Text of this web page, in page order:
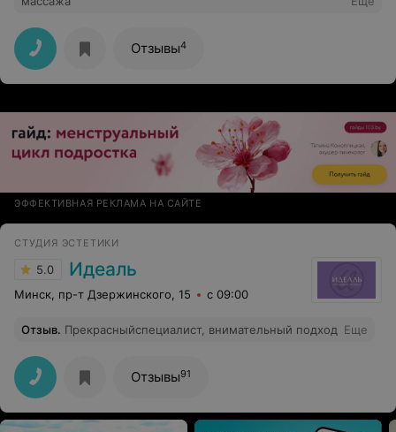
Отзывы4
ЭФФЕКТИВНАЯ РЕКЛАМА НА САЙТЕ
СТУДИЯ ЭСТЕТИКИ
5.0 Идеаль
Минск, пр-т Дзержинского, 15 с 09:00
Отзыв. Прекрасныйспециалист, внимательный подход Еще
Отзывы91